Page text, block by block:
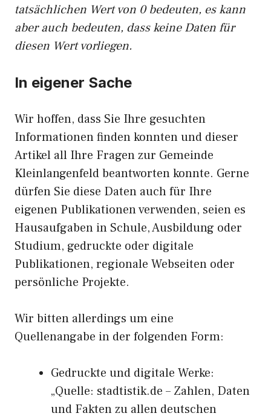
tatsächlichen Wert von 0 bedeuten, es kann
aber auch bedeuten, dass keine Daten für
diesen Wert vorliegen.
In eigener Sache
Wir hoffen, dass Sie Ihre gesuchten
Informationen finden konnten und dieser
Artikel all Ihre Fragen zur Gemeinde
Kleinlangenfeld beantworten konnte. Gerne
dürfen Sie diese Daten auch für Ihre
eigenen Publikationen verwenden, seien es
Hausaufgaben in Schule, Ausbildung oder
Studium, gedruckte oder digitale
Publikationen, regionale Webseiten oder
persönliche Projekte.
Wir bitten allerdings um eine
Quellenangabe in der folgenden Form:
Gedruckte und digitale Werke:
„Quelle: stadtistik.de – Zahlen, Daten
und Fakten zu allen deutschen